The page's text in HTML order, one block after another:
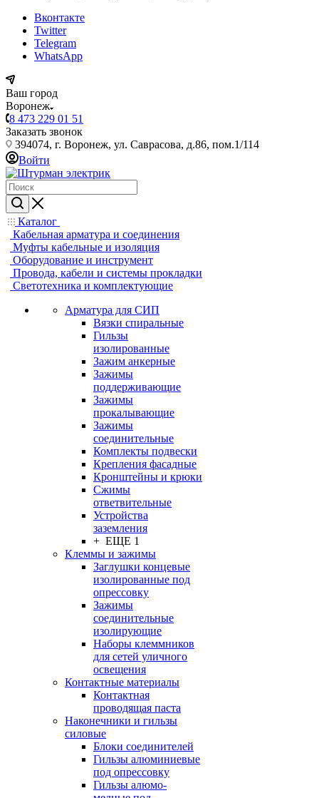
Вконтакте
Twitter
Telegram
WhatsApp
Ваш город
Воронеж
8 473 229 01 51
Заказать звонок
394074, г. Воронеж, ул. Саврасова, д.86, пом.1/114
Войти
Каталог
Кабельная арматура и соединения
Муфты кабельные и изоляция
Оборудование и инструмент
Провода, кабели и системы прокладки
Светотехника и комплектующие
Арматура для СИП
Вязки спиральные
Гильзы
изолированные
Зажим анкерные
Зажимы
поддерживающие
Зажимы
прокалывающие
Зажимы
соединительные
Комплекты подвески
Крепления фасадные
Кронштейны и крюки
Сжимы
ответвительные
Устройства
заземления
+ ЕЩЕ 1
Клеммы и зажимы
Заглушки концевые
изолированные под
опрессовку
Зажимы
соединительные
изолирующие
Наборы клеммников
для сетей уличного
освещения
Контактные материалы
Контактная
проводящая паста
Наконечники и гильзы
силовые
Блоки соединителей
Гильзы алюминиевые
под опрессовку
Гильзы алюмо-